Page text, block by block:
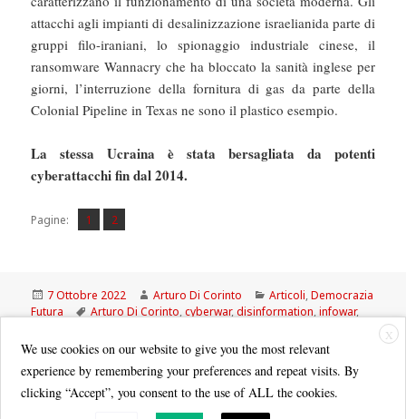
attacchi agli impianti di desalinizzazione israelianida parte di
gruppi filo-iraniani, lo spionaggio industriale cinese, il
ransomware Wannacry che ha bloccato la sanità inglese per
giorni, l’interruzione della fornitura di gas da parte della
Colonial Pipeline in Texas ne sono il plastico esempio.
La stessa Ucraina è stata bersagliata da potenti
cyberattacchi fin dal 2014.
Pagine: Pagina
1 ,
Pagina
2
Scritto
il
7 Ottobre 2022 Autore
Arturo Di Corinto Categorie
Articoli,Democrazia
Futura
Tag
Arturo Di Corinto,cyberwar,disinformation,infowar,
X
We use cookies on our website to give you the most relevant
experience by remembering your preferences and repeat visits. By
clicking “Accept”, you consent to the use of ALL the cookies.